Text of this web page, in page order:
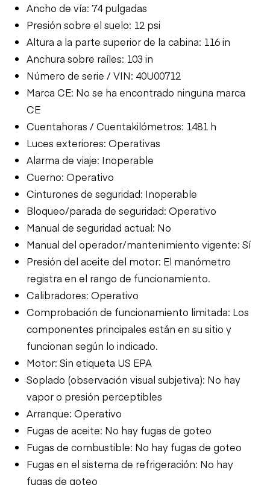
Ancho de vía: 74 pulgadas
Presión sobre el suelo: 12 psi
Altura a la parte superior de la cabina: 116 in
Anchura sobre raíles: 103 in
Número de serie / VIN: 40U00712
Marca CE: No se ha encontrado ninguna marca
CE
Cuentahoras / Cuentakilómetros: 1481 h
Luces exteriores: Operativas
Alarma de viaje: Inoperable
Cuerno: Operativo
Cinturones de seguridad: Inoperable
Bloqueo/parada de seguridad: Operativo
Manual de seguridad actual: No
Manual del operador/mantenimiento vigente: Sí
Presión del aceite del motor: El manómetro
registra en el rango de funcionamiento.
Calibradores: Operativo
Comprobación de funcionamiento limitada: Los
componentes principales están en su sitio y
funcionan según lo indicado.
Motor: Sin etiqueta US EPA
Soplado (observación visual subjetiva): No hay
vapor o presión perceptibles
Arranque: Operativo
Fugas de aceite: No hay fugas de goteo
Fugas de combustible: No hay fugas de goteo
Fugas en el sistema de refrigeración: No hay
fugas de goteo